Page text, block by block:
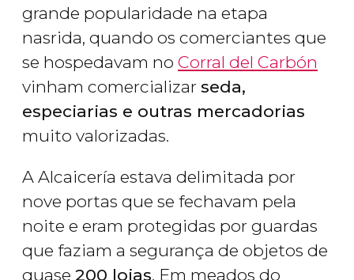
grande popularidade na etapa
nasrida, quando os comerciantes que
se hospedavam no Corral del Carbón
vinham comercializar seda,
especiarias e outras mercadorias
muito valorizadas.
A Alcaicería estava delimitada por
nove portas que se fechavam pela
noite e eram protegidas por guardas
que faziam a segurança de objetos de
quase 200 lojas. Em meados do